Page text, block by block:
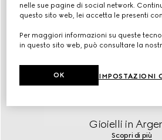
Gioielli in
Scopri di più
nelle sue pagine di social network.
questo sito web, lei accetta le presenti
Per maggiori informazioni su queste
in questo sito web, può consultare la
IMPOSTAZIONI
OK